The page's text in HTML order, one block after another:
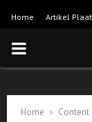
Home Artikel
PRIMARY
Home Content